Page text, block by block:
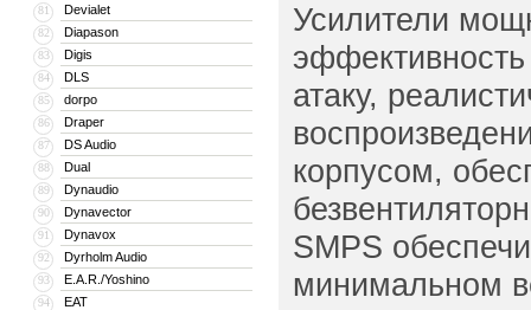
81 Devialet
82 Diapason
83 Digis
84 DLS
85 dorpo
86 Draper
87 DS Audio
88 Dual
89 Dynaudio
90 Dynavector
91 Dynavox
92 Dyrholm Audio
93 E.A.R./Yoshino
94 EAT
Усилители
атаку,
корпусом,
SMPS
минимальном